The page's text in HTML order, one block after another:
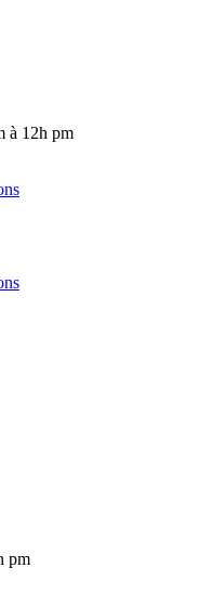
à 12h pm
pm